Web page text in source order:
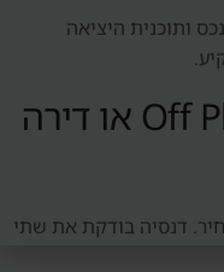
ותוכנית היציאה
האם עדיף לקנות Off Plan או דירה
דנסיה בודקת את שתי